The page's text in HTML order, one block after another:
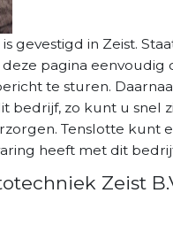
gevestigd in Zeist.
deze pagina
te sturen.
bedrijf, zo kunt u snel
Tenslotte kunt
heeft met dit
Zeist